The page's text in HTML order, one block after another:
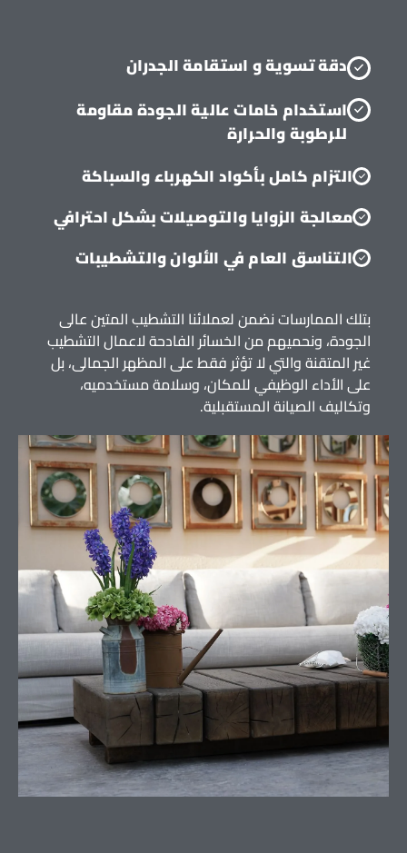
دقة تسوية و استقامة الجدران
استخدام خامات عالية الجودة مقاومة
للرطوبة والحرارة
التزام كامل بأكواد الكهرباء والسباكة
معالجة الزوايا والتوصيلات بشكل احترافي
التناسق العام في الألوان والتشطيبات
بتلك الممارسات نضمن لعملائنا التشطيب المتين عالى
الجودة، ونحميهم من الخسائر الفادحة لاعمال التشطيب
غير المتقنة والتي لا تؤثر فقط على المظهر الجمالى، بل
على الأداء الوظيفي للمكان، وسلامة مستخدميه،
وتكاليف الصيانة المستقبلية.